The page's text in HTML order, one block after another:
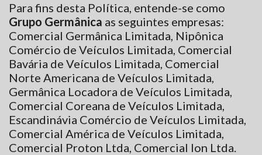
Para fins desta Política, entende-se como
Grupo Germânica as seguintes empresas:
Comercial Germânica Limitada, Nipônica
Comércio de Veículos Limitada, Comercial
Bavária de Veículos Limitada, Comercial
Norte Americana de Veículos Limitada,
Germânica Locadora de Veículos Limitada,
Comercial Coreana de Veículos Limitada,
Escandinávia Comércio de Veículos Limitada,
Comercial América de Veículos Limitada,
Comercial Proton Ltda, Comercial Ion Ltda.